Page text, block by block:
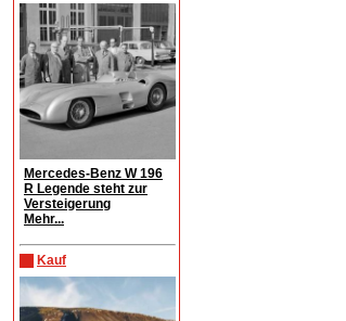
Mercedes-Benz W 196
R Legende steht zur
Versteigerung
Mehr...
Kauf